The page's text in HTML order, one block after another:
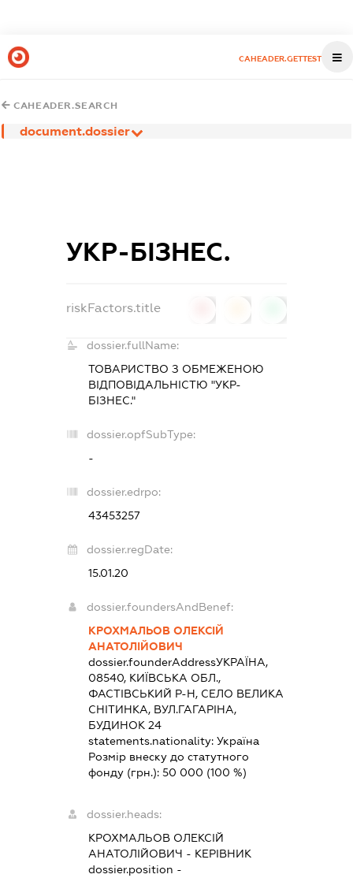
CAHEADER.GETTEST
CAHEADER.SEARCH
document.dossier
УКР-БІЗНЕС.
riskFactors.title
dossier.fullName:
ТОВАРИСТВО З ОБМЕЖЕНОЮ
ВІДПОВІДАЛЬНІСТЮ "УКР-
БІЗНЕС."
dossier.opfSubType:
-
dossier.edrpo:
43453257
dossier.regDate:
15.01.20
dossier.foundersAndBenef:
КРОХМАЛЬОВ ОЛЕКСІЙ
АНАТОЛІЙОВИЧ
dossier.founderAddressУКРАЇНА,
08540, КИЇВСЬКА ОБЛ.,
ФАСТІВСЬКИЙ Р-Н, СЕЛО ВЕЛИКА
СНІТИНКА, ВУЛ.ГАГАРІНА,
БУДИНОК 24
statements.nationality:Україна
Розмір внеску до статутного
фонду (грн.):50 000 (100 %)
dossier.heads:
КРОХМАЛЬОВ ОЛЕКСІЙ
АНАТОЛІЙОВИЧ - КЕРІВНИК
dossier.position -